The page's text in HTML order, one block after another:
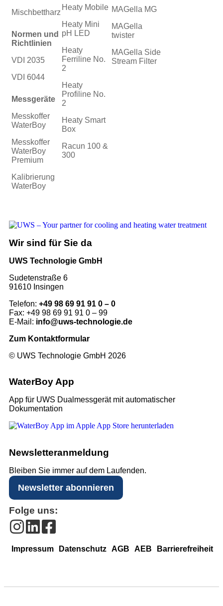
Mischbettharz
Normen und
Richtlinien
VDI 2035
VDI 6044
Messgeräte
Messkoffer
WaterBoy
Messkoffer
WaterBoy
Premium
Kalibrierung
WaterBoy
Heaty Mobile
Heaty Mini
pH LED
Heaty
Ferriline No.
2
Heaty
Profiline No.
2
Heaty Smart
Box
Racun 100 &
300
MAGella MG
MAGella
twister
MAGella Side
Stream Filter
Wir sind für Sie da
UWS Technologie GmbH
Sudetenstraße 6
91610 Insingen
Telefon: +49 98 69 91 91 0 – 0
Fax: +49 98 69 91 91 0 – 99
E-Mail: info@uws-technologie.de
Zum Kontaktformular
© UWS Technologie GmbH 2026
WaterBoy App
App für UWS Dualmessgerät mit automatischer
Dokumentation
Newsletter­anmeldung
Bleiben Sie immer auf dem Laufenden.
Newsletter abonnieren
Folge uns:
Impressum Datenschutz AGB AEB Barrierefreiheit